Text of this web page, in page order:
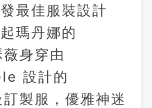
最佳服裝設計
瑪丹娜的
身穿由
設計的
製服，優雅神迷